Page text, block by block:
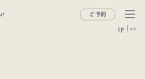
jp en
ご予約